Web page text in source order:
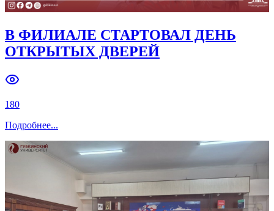
В ФИЛИАЛЕ СТАРТОВАЛ ДЕНЬ
ОТКРЫТЫХ ДВЕРЕЙ
180
Подробнее...